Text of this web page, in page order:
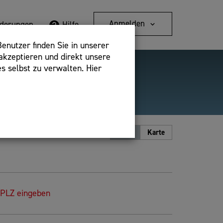
finden Sie in unserer
und direkt unsere
selbst zu verwalten. Hier
Hilfe Anmelden
Detailsuche
Karte
eingeben